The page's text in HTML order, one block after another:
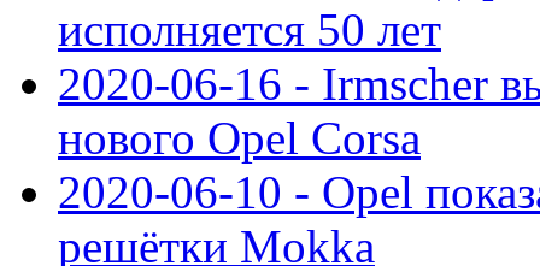
исполняется 50 лет
2020-06-16 - Irmscher
нового Opel Corsa
2020-06-10 - Opel
решётки Mokka